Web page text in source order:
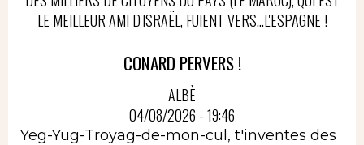
LE MEILLEUR AMI D'ISRAËL, FUIENT VERS...L'ESPAGNE !
CONARD PERVERS !
ALBÈ
04/08/2026 - 19:46
Yeg-Yug-Troyag-de-mon-cul, t'inventes des